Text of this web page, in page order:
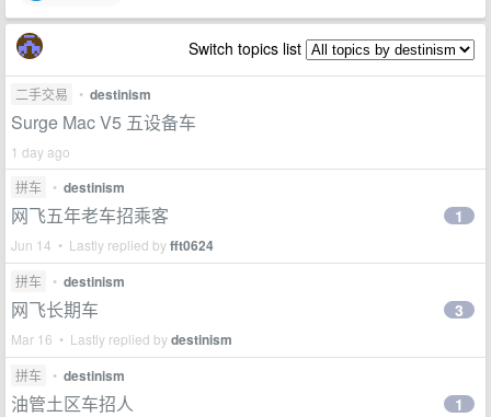
Switch topics list
二手交易 • destinism
Surge Mac V5 五设备车
1 day ago
拼车
• destinism
网飞五年老车招乘客
Jun 14 • Lastly replied byfft0624
1
拼车 • destinism
网飞长期车
Mar 16 • Lastly replied bydestinism
3
拼车 • destinism
油管土区车招人 1